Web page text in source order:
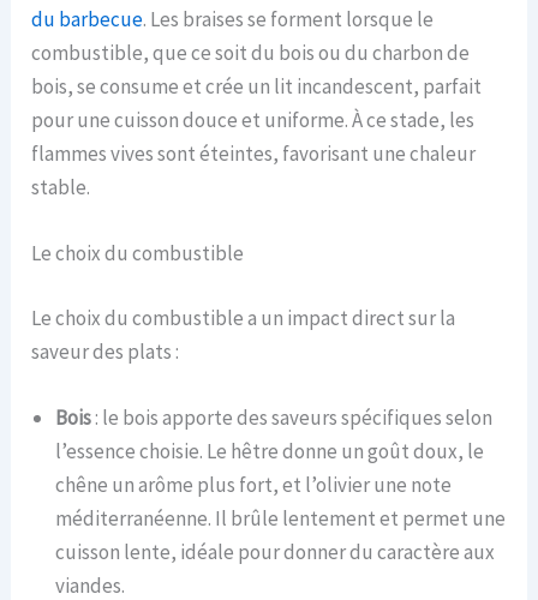
du barbecue. Les braises se forment lorsque le
combustible, que ce soit du bois ou du charbon de
bois, se consume et crée un lit incandescent, parfait
pour une cuisson douce et uniforme. À ce stade, les
flammes vives sont éteintes, favorisant une chaleur
stable.
Le choix du combustible
Le choix du combustible a un impact direct sur la
saveur des plats :
Bois: le bois apporte des saveurs spécifiques selon
l’essence choisie. Le hêtre donne un goût doux, le
chêne un arôme plus fort, et l’olivier une note
méditerranéenne. Il brûle lentement et permet une
cuisson lente, idéale pour donner du caractère aux
viandes.